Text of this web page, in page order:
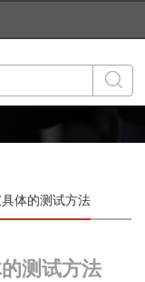
体的测试方法
测试方法